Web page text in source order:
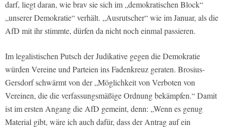
darf, liegt daran, wie brav sie sich im „demokratischen Block“
„unserer Demokratie“ verhält. „Ausrutscher“ wie im Januar, als die
AfD mit ihr stimmte, dürfen da nicht noch einmal passieren.
Im legalistischen Putsch der Judikative gegen die Demokratie
würden Vereine und Parteien ins Fadenkreuz geraten. Brosius-
Gersdorf schwärmt von der „Möglichkeit von Verboten von
Vereinen, die die verfassungsmäßige Ordnung bekämpfen.“ Damit
ist im ersten Angang die AfD gemeint, denn: „Wenn es genug
Material gibt, wäre ich auch dafür, dass der Antrag auf ein